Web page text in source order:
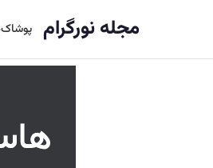
مجله نورگرام پوشاک